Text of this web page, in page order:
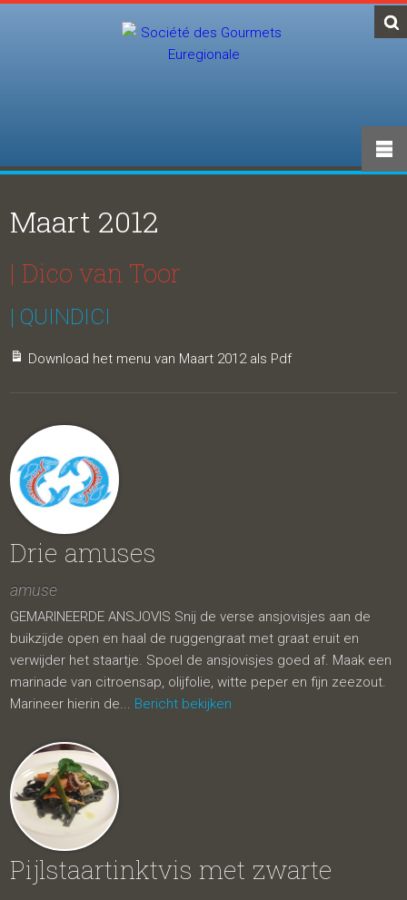
Maart 2012
| Dico van Toor
| QUINDICI
Download het menu van Maart 2012 als Pdf
Drie amuses
amuse
GEMARINEERDE ANSJOVIS Snij de verse ansjovisjes aan de
buikzijde open en haal de ruggengraat met graat eruit en
verwijder het staartje. Spoel de ansjovisjes goed af. Maak een
marinade van citroensap, olijfolie, witte peper en fijn zeezout.
Marineer hierin de... Bericht bekijken
Pijlstaartinktvis met zwarte